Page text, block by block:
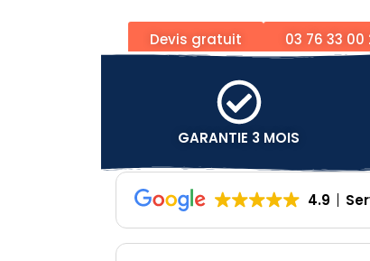
Devis gratuit 03 76 33 00
GARANTIE 3 MOIS
4.9